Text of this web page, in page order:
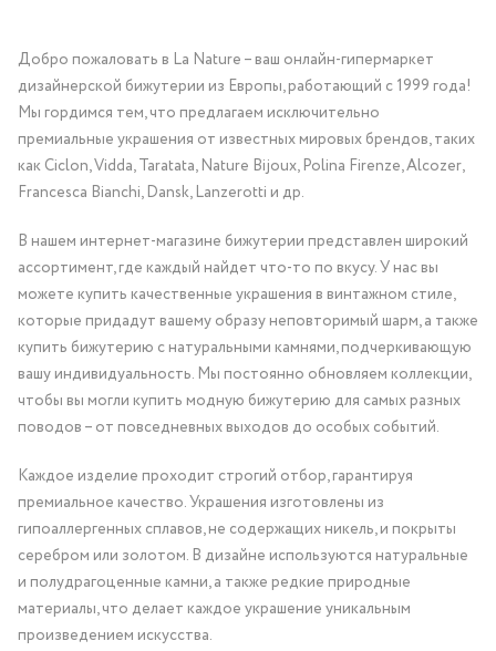
Добро пожаловать в La Nature – ваш онлайн-гипермаркет
дизайнерской бижутерии из Европы, работающий с 1999 года!
Мы гордимся тем, что предлагаем исключительно
премиальные украшения от известных мировых брендов, таких
как Ciclon, Vidda, Taratata, Nature Bijoux, Polina Firenze, Alcozer,
Francesca Bianchi, Dansk, Lanzerotti и др.
В нашем интернет-магазине бижутерии представлен широкий
ассортимент, где каждый найдет что-то по вкусу. У нас вы
можете купить качественные украшения в винтажном стиле,
которые придадут вашему образу неповторимый шарм, а также
купить бижутерию с натуральными камнями, подчеркивающую
вашу индивидуальность. Мы постоянно обновляем коллекции,
чтобы вы могли купить модную бижутерию для самых разных
поводов – от повседневных выходов до особых событий.
Каждое изделие проходит строгий отбор, гарантируя
премиальное качество. Украшения изготовлены из
гипоаллергенных сплавов, не содержащих никель, и покрыты
серебром или золотом. В дизайне используются натуральные
и полудрагоценные камни, а также редкие природные
материалы, что делает каждое украшение уникальным
произведением искусства.